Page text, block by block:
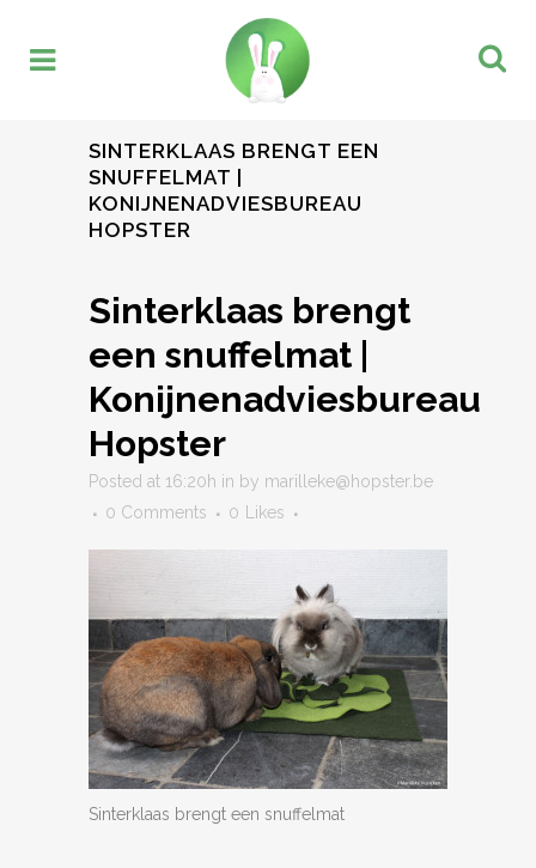
SINTERKLAAS BRENGT EEN
SNUFFELMAT |
KONIJNENADVIESBUREAU
HOPSTER
Sinterklaas brengt
een snuffelmat |
Konijnenadviesbureau
Hopster
Posted at 16:20h in by marilleke@hopster.be
0 Comments
0 Likes
Sinterklaas brengt een snuffelmat